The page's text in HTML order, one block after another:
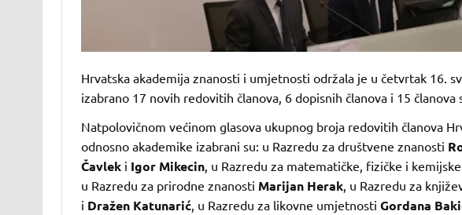
Hrvatska akademija znanosti i umjetnosti održala je u četvrtak 16.
izabrano 17 novih redovitih članova, 6 dopisnih članova i 15 članova
Natpolovičnom većinom glasova ukupnog broja redovitih članova
odnosno akademike izabrani su: u Razredu za društvene znanosti
Čavlek i Igor Mikecin, u Razredu za matematičke, fizičke i
u Razredu za prirodne znanosti Marijan Herak, u Razredu za
i Dražen Katunarić, u Razredu za likovne umjetnosti Gordana